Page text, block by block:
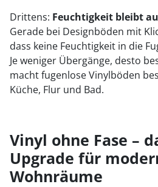
Drittens: Feuchtigkeit bleibt
Gerade bei Designböden mit
dass keine Feuchtigkeit in die
Je weniger Übergänge, desto
macht fugenlose Vinylböden
Küche, Flur und Bad.
Vinyl ohne Fase –
Upgrade für
Wohnräume